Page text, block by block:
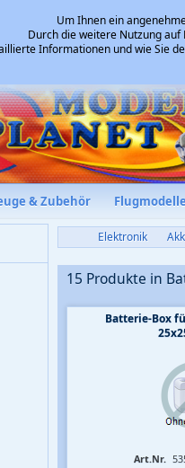
& Zubehör
Um Ihnen ein
Durch die weitere Nutzung
Informationen und wie Sie
Elektronik
15 Produkte in
Batterie-Box
Art.Nr.